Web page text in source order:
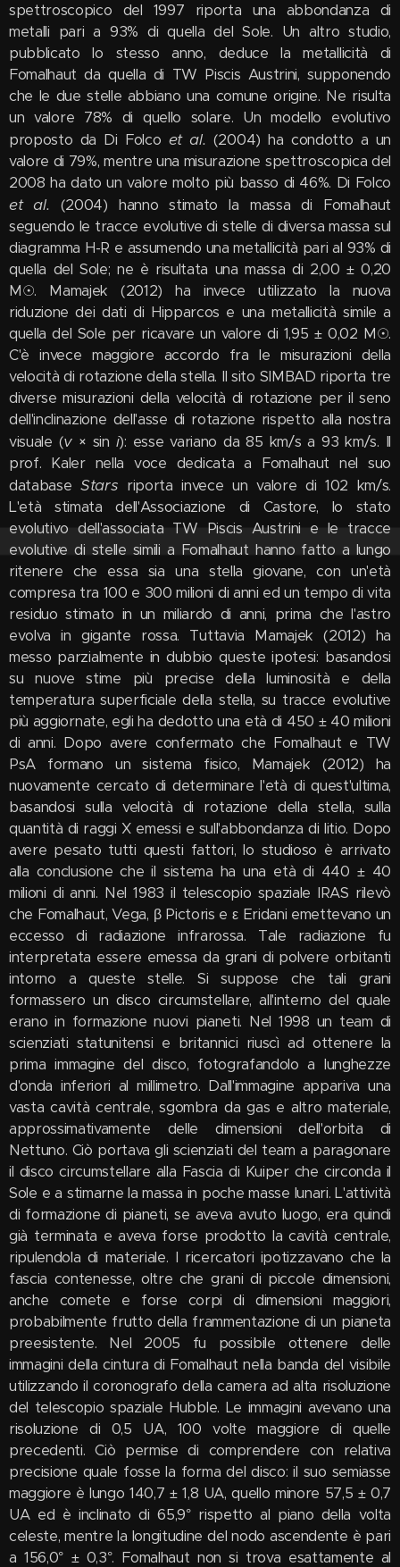
spettroscopico del 1997 riporta una abbondanza di
metalli pari a 93% di quella del Sole. Un altro studio,
pubblicato lo stesso anno, deduce la metallicità di
Fomalhaut da quella di TW Piscis Austrini, supponendo
che le due stelle abbiano una comune origine. Ne risulta
un valore 78% di quello solare. Un modello evolutivo
proposto da Di Folco et al. (2004) ha condotto a un
valore di 79%, mentre una misurazione spettroscopica del
2008 ha dato un valore molto più basso di 46%. Di Folco
et al. (2004) hanno stimato la massa di Fomalhaut
seguendo le tracce evolutive di stelle di diversa massa sul
diagramma H-R e assumendo una metallicità pari al 93% di
quella del Sole; ne è risultata una massa di 2,00 ± 0,20
M☉. Mamajek (2012) ha invece utilizzato la nuova
riduzione dei dati di Hipparcos e una metallicità simile a
quella del Sole per ricavare un valore di 1,95 ± 0,02 M☉.
C'è invece maggiore accordo fra le misurazioni della
velocità di rotazione della stella. Il sito SIMBAD riporta tre
diverse misurazioni della velocità di rotazione per il seno
dell'inclinazione dell'asse di rotazione rispetto alla nostra
visuale (v × sin i): esse variano da 85 km/s a 93 km/s. Il
prof. Kaler nella voce dedicata a Fomalhaut nel suo
databaseStars riporta invece un valore di 102 km/s.
L'età stimata dell'Associazione di Castore, lo stato
evolutivo dell'associata TW Piscis Austrini e le tracce
evolutive di stelle simili a Fomalhaut hanno fatto a lungo
ritenere che essa sia una stella giovane, con un'età
compresa tra 100 e 300 milioni di anni ed un tempo di vita
residuo stimato in un miliardo di anni, prima che l'astro
evolva in gigante rossa. Tuttavia Mamajek (2012) ha
messo parzialmente in dubbio queste ipotesi: basandosi
su nuove stime più precise della luminosità e della
temperatura superficiale della stella, su tracce evolutive
più aggiornate, egli ha dedotto una età di 450 ± 40 milioni
di anni. Dopo avere confermato che Fomalhaut e TW
PsA formano un sistema fisico, Mamajek (2012) ha
nuovamente cercato di determinare l'età di quest'ultima,
basandosi sulla velocità di rotazione della stella, sulla
quantità di raggi X emessi e sull'abbondanza di litio. Dopo
avere pesato tutti questi fattori, lo studioso è arrivato
alla conclusione che il sistema ha una età di 440 ± 40
milioni di anni. Nel 1983 il telescopio spaziale IRAS rilevò
che Fomalhaut, Vega, β Pictoris e ε Eridani emettevano un
eccesso di radiazione infrarossa. Tale radiazione fu
interpretata essere emessa da grani di polvere orbitanti
intorno a queste stelle. Si suppose che tali grani
formassero un disco circumstellare, all'interno del quale
erano in formazione nuovi pianeti. Nel 1998 un team di
scienziati statunitensi e britannici riuscì ad ottenere la
prima immagine del disco, fotografandolo a lunghezze
d'onda inferiori al millimetro. Dall'immagine appariva una
vasta cavità centrale, sgombra da gas e altro materiale,
approssimativamente delle dimensioni dell'orbita di
Nettuno. Ciò portava gli scienziati del team a paragonare
il disco circumstellare alla Fascia di Kuiper che circonda il
Sole e a stimarne la massa in poche masse lunari. L'attività
di formazione di pianeti, se aveva avuto luogo, era quindi
già terminata e aveva forse prodotto la cavità centrale,
ripulendola di materiale. I ricercatori ipotizzavano che la
fascia contenesse, oltre che grani di piccole dimensioni,
anche comete e forse corpi di dimensioni maggiori,
probabilmente frutto della frammentazione di un pianeta
preesistente. Nel 2005 fu possibile ottenere delle
immagini della cintura di Fomalhaut nella banda del visibile
utilizzando il coronografo della camera ad alta risoluzione
del telescopio spaziale Hubble. Le immagini avevano una
risoluzione di 0,5 UA, 100 volte maggiore di quelle
precedenti. Ciò permise di comprendere con relativa
precisione quale fosse la forma del disco: il suo semiasse
maggiore è lungo 140,7 ± 1,8 UA, quello minore 57,5 ± 0,7
UA ed è inclinato di 65,9° rispetto al piano della volta
celeste, mentre la longitudine del nodo ascendente è pari
a 156,0° ± 0,3°. Fomalhaut non si trova esattamente al